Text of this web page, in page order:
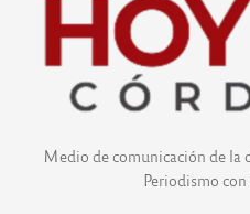
Medio de comunicación de la
Periodismo con